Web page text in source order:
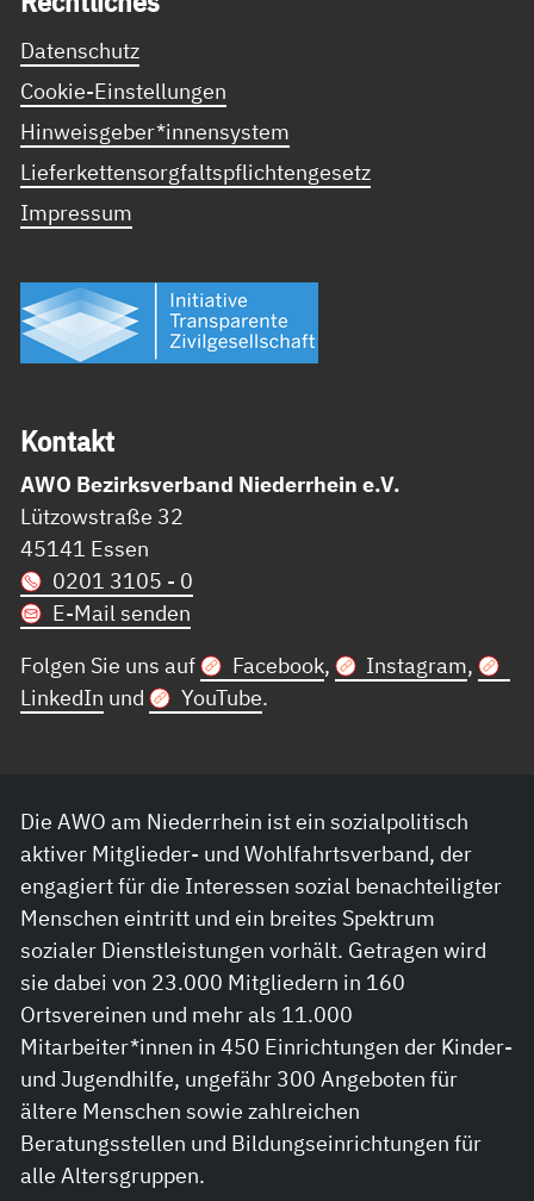
Datenschutz
Cookie-Einstellungen
Hinweisgeber*innensystem
Lieferkettensorgfaltspflichtengesetz
Impressum
Kon­takt
AWO Bezirksverband Niederrhein e.V.
Lützowstraße 32
45141 Essen
0201 3105 - 0
E-Mail senden
Folgen Sie uns auf
Facebook, Instagram,
LinkedIn und YouTube.
Die AWO am Niederrhein ist ein sozialpolitisch
aktiver Mitglieder- und Wohlfahrtsverband, der
engagiert für die Interessen sozial benachteiligter
Menschen eintritt und ein breites Spektrum
sozialer Dienstleistungen vorhält. Getragen wird
sie dabei von 23.000 Mitgliedern in 160
Ortsvereinen und mehr als 11.000
Mitarbeiter*innen in 450 Einrichtungen der Kinder-
und Jugendhilfe, ungefähr 300 Angeboten für
ältere Menschen sowie zahlreichen
Beratungsstellen und Bildungseinrichtungen für
alle Altersgruppen.